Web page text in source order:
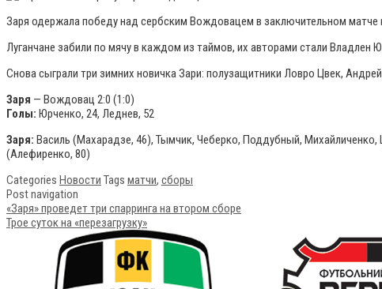
Заря одержала победу над сербским Вождовацем в заключительном матче
Луганчане забили по мячу в каждом из таймов, их авторами стали
Снова сыграли три зимних новичка Зари: полузащитники Ловро Цвек,
Заря — Вождовац 2:0 (1:0)
Голы: Юрченко, 24, Леднев, 52
Заря: Василь (Махарадзе, 46), Тымчик, Чеберко, Поддубный,
(Алефиренко, 80)
Categories Новости Tags матчи, сборы
Post navigation
«Заря» проведет три спарринга на втором сборе
Трое суток на «перезагрузку»